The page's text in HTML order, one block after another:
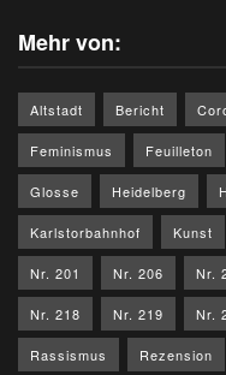
Mehr von:
Altstadt Bericht
Feminismus Feuilleton
Glosse Heidelberg
Karlstorbahnhof Kunst
Nr. 201 Nr. 206 Nr.
Nr. 218 Nr. 219 Nr.
Rassismus Rezension